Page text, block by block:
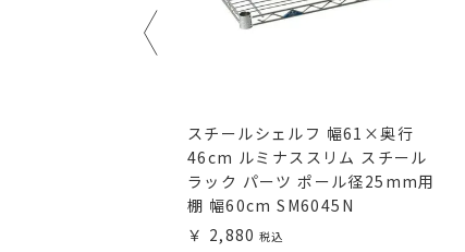
スチールシェルフ 幅61×奥行
46cm ルミナススリム スチール
ラック パーツ ポール径25mm用
棚 幅60cm SM6045N
2,880